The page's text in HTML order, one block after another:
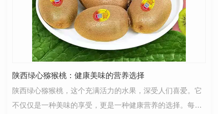
陕西绿心猕猴桃：健康美味的营养选择
陕西绿心猕猴桃，这个充满活力的水果，深受人们喜爱。它
不仅仅是一种美味的享受，更是一种健康营养的选择。每当